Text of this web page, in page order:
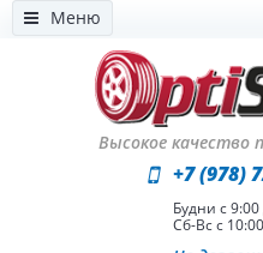
Меню
Высокое качество
+7 (978)
Будни с
Сб-Вс с